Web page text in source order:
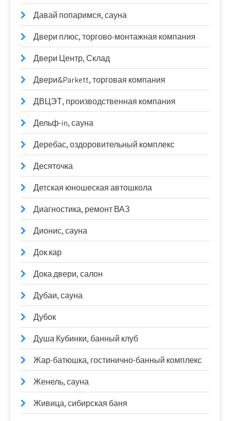
Давай попаримся, сауна
Двери плюс, торгово-монтажная компания
Двери Центр, Склад
Двери&Parkett, торговая компания
ДВЦЭТ, производственная компания
Дельф-in, сауна
Деребас, оздоровительный комплекс
Десяточка
Детская юношеская автошкола
Диагностика, ремонт ВАЗ
Дионис, сауна
Док.кар
Дока двери, салон
Дубаи, сауна
Дубок
Душа Кубинки, банный клуб
Жар-батюшка, гостинично-банный комплекс
Женель, сауна
Живица, сибирская баня